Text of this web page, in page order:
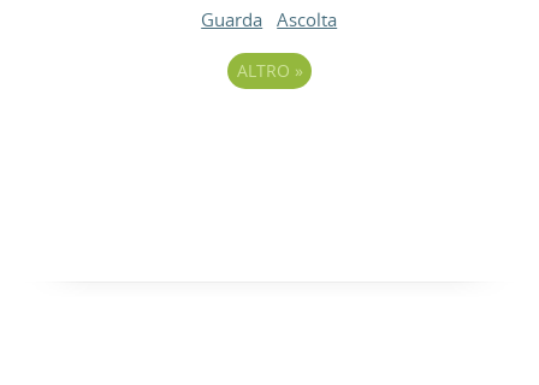
Guarda Ascolta
ALTRO »